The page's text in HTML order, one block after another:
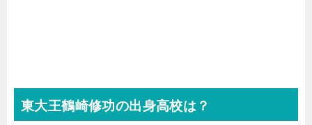
東大王鶴崎修功の出身高校は？